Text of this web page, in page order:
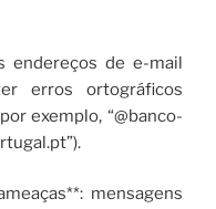
endereços de e-mail
erros ortográficos
exemplo, “@banco-
mensagens